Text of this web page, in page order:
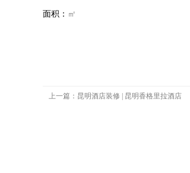
面积： ㎡
上一篇：昆明酒店装修 | 昆明香格里拉酒店